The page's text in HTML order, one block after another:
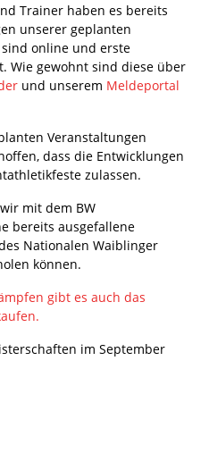
Trainer haben es bereits
unserer geplanten
online und erste
Wie gewohnt sind diese über
und unserem Meldeportal
Veranstaltungen
dass die Entwicklungen
zulassen.
mit dem BW
bereits ausgefallene
Nationalen Waiblinger
können.
gibt es auch das
im September